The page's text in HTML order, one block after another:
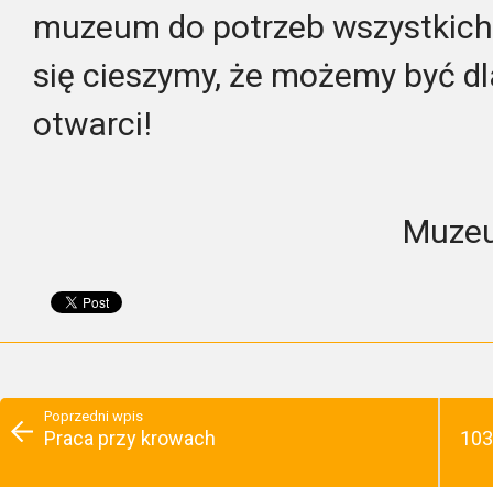
muzeum do potrzeb
się cieszymy, że możemy być
otwarci!
Poprzedni wpis
Praca przy krowach